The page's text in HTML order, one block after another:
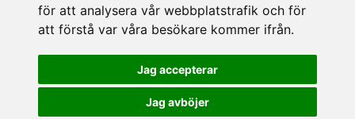
för att analysera vår webbplatstrafik och för
att förstå var våra besökare kommer ifrån.
Jag accepterar
Jag avböjer